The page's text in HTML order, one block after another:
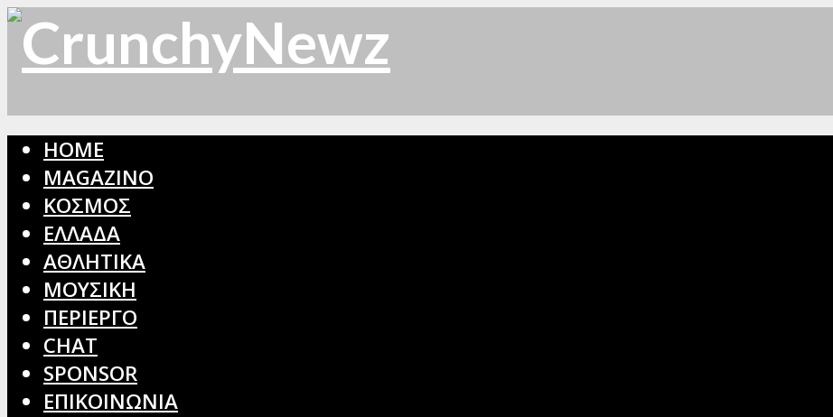
HOME
MAGAZINO
ΚΟΣΜΟΣ
ΕΛΛΑΔΑ
ΑΘΛΗΤΙΚΑ
ΜΟΥΣΙΚΗ
ΠΕΡΙΕΡΓΟ
CHAT
SPONSOR
ΕΠΙΚΟΙΝΩΝΙΑ